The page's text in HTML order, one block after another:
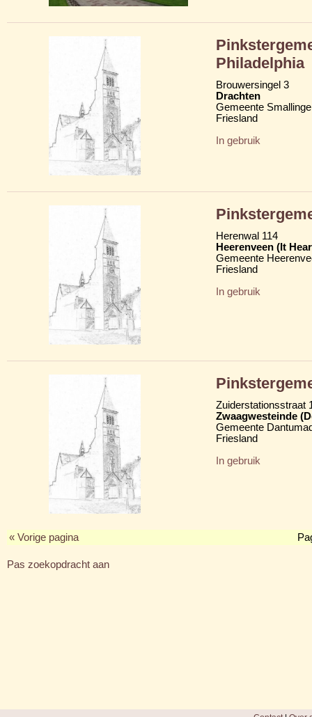
Philadelphia
Brouwersingel 3
Drachten
Gemeente
Friesland
In gebruik
Herenwal 114
Heerenveen (It
Gemeente
Friesland
In gebruik
Zuiderstationsstraat
Zwaagwesteinde
Gemeente
Friesland
In gebruik
« Vorige pagina
Pas zoekopdracht aan